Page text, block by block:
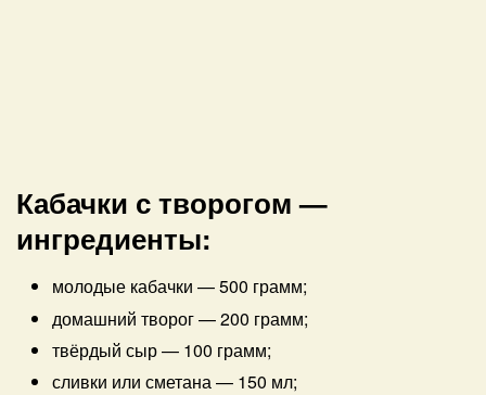
Кабачки с творогом —
ингредиенты:
молодые кабачки —500 грамм;
домашний творог—200 грамм;
твёрдый сыр— 100 грамм;
сливки или сметана— 150 мл;